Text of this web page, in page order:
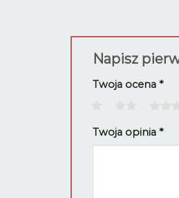
Napisz
Twoja ocena *
Twoja opinia *